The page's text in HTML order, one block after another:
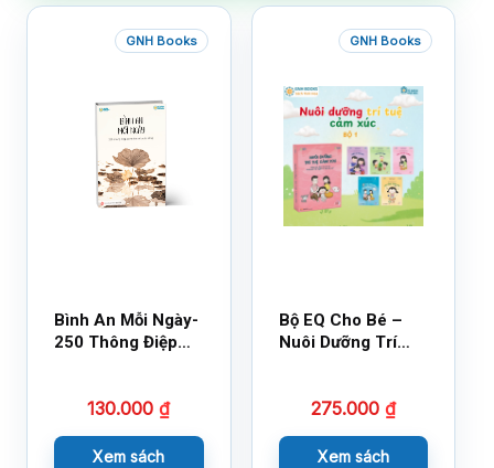
GNH Books
Bình An Mỗi Ngày-
250 Thông Điệp
130.000₫
Xem sách
GNH Books
Bộ EQ Cho Bé –
Nuôi Dưỡng Trí
275.000 ₫
Xem sách